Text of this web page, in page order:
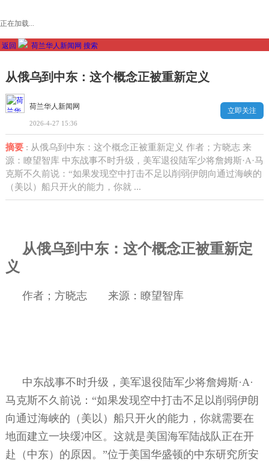
正在加载...
返回 荷兰华人新闻网 搜索
从俄乌到中东：这个概念正被重新定义
荷兰华人新闻网
2026-4-27 15:36
立即关注
摘要: 从俄乌到中东：这个概念正被重新定义 作者；方晓志 来
源：瞭望智库 中东战事不时升级，美军退役陆军少将詹姆斯·A·马
克斯不久前说：“如果发现空中打击不足以削弱伊朗向通过海峡的
（美以）船只开火的能力，你就 ...
从俄乌到中东：这个概念正被重新定
义
作者；方晓志 来源：瞭望智库
中东战事不时升级，美军退役陆军少将詹姆斯·A ·
马克斯不久前说：“如果发现空中打击不足以削弱伊朗
向通过海峡的（美以）船只开火的能力，你就需要在
地面建立一块缓冲区。这就是美国海军陆战队正在开
赴（中东）的原因。”位于美国华盛顿的中东研究所安